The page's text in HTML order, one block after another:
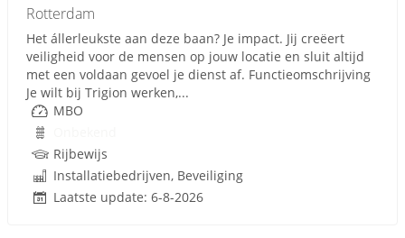
Rotterdam
Het állerleukste aan deze baan? Je impact. Jij creëert
veiligheid voor de mensen op jouw locatie en sluit altijd
met een voldaan gevoel je dienst af. Functieomschrijving
Je wilt bij Trigion werken,...
MBO
Rijbewijs
Installatiebedrijven, Beveiliging
Laatste update: 6-8-2026